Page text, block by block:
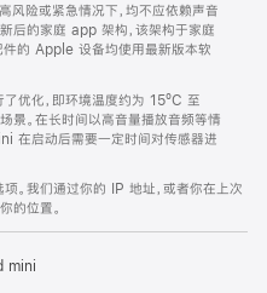
风险或紧急情况下，均不应依赖声音
后的家庭 app 架构，该架构于家庭
件的 Apple 设备均使用最新版本软
优化，即环境温度约为 15ºC 至
。在长时间以高音量播放音频等情
在启动后需要一定时间对传感器进
。我们通过你的 IP 地址，或者你在上次
的位置。
mini